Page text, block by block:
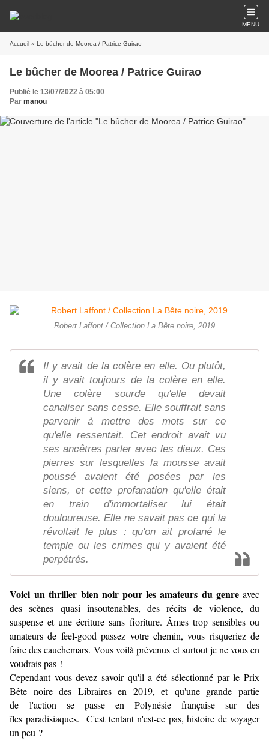
MENU
Accueil » Le bûcher de Moorea / Patrice Guirao
Le bûcher de Moorea / Patrice Guirao
Publié le 13/07/2022 à 05:00
Par manou
Robert Laffont / Collection La Bête noire, 2019
Il y avait de la colère en elle. Ou plutôt,
il y avait toujours de la colère en elle.
Une colère sourde qu'elle devait
canaliser sans cesse. Elle souffrait sans
parvenir à mettre des mots sur ce
qu'elle ressentait. Cet endroit avait vu
ses ancêtres parler avec les dieux. Ces
pierres sur lesquelles la mousse avait
poussé avaient été posées par les
siens, et cette profanation qu'elle était
en train d'immortaliser lui était
douloureuse. Elle ne savait pas ce qui la
révoltait le plus : qu'on ait profané le
temple ou les crimes qui y avaient été
perpétrés.
Voici un thriller bien noir pour les amateurs du genre avec
des scènes quasi insoutenables, des récits de violence, du
suspense et une écriture sans fioriture. Âmes trop sensibles ou
amateurs de feel-good passez votre chemin, vous risqueriez de
faire des cauchemars. Vous voilà prévenus et surtout je ne vous en
voudrais pas !
Cependant vous devez savoir qu'il a été sélectionné par le Prix
Bête noire des Libraires en 2019, et qu'une grande partie
de l'action se passe en Polynésie française sur des
îles paradisiaques. C'est tentant n'est-ce pas, histoire de voyager
un peu ?